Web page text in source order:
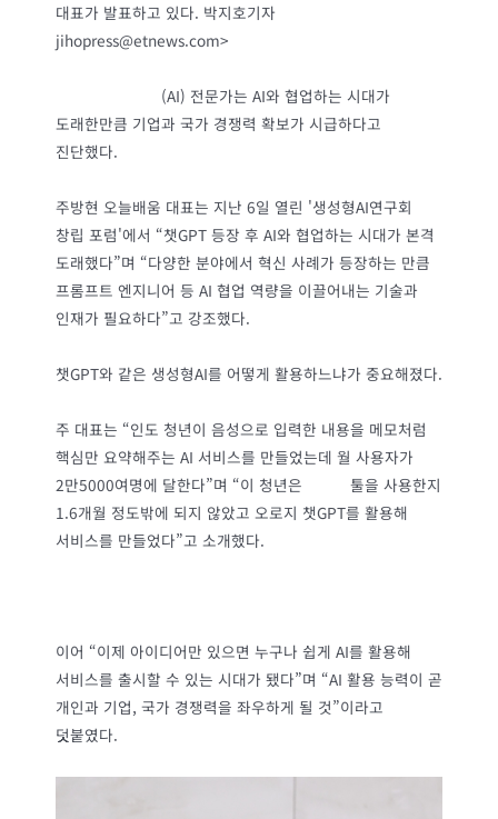
대표가 발표하고 있다. 박지호기자
jihopress@etnews.com>
(AI) 전문가는 AI와 협업하는 시대가
도래한만큼 기업과 국가 경쟁력 확보가 시급하다고
진단했다.
주방현 오늘배움 대표는 지난 6일 열린 '생성형AI연구회
창립 포럼'에서 “챗GPT 등장 후 AI와 협업하는 시대가 본격
도래했다”며 “다양한 분야에서 혁신 사례가 등장하는 만큼
프롬프트 엔지니어 등 AI 협업 역량을 이끌어내는 기술과
인재가 필요하다”고 강조했다.
챗GPT와 같은 생성형AI를 어떻게 활용하느냐가 중요해졌다.
주 대표는 “인도 청년이 음성으로 입력한 내용을 메모처럼
핵심만 요약해주는 AI 서비스를 만들었는데 월 사용자가
2만5000여명에 달한다”며 “이 청년은
툴을 사용한지
1.6개월 정도밖에 되지 않았고 오로지 챗GPT를 활용해
서비스를 만들었다”고 소개했다.
이어 “이제 아이디어만 있으면 누구나 쉽게 AI를 활용해
서비스를 출시할 수 있는 시대가 됐다”며 “AI 활용 능력이 곧
개인과 기업, 국가 경쟁력을 좌우하게 될 것”이라고
덧붙였다.